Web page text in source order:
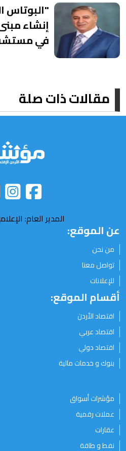
"البوتاس
إنشاء
في
مقالات ذات صلة
المدير العام:
عن الموقع:
من نحن
تواصل معنا
للإعلانات
أقسام الموقع:
اقتصاد الأردن
اقتصاد عربي
اقتصاد دولي
بنوك و خدمات مالية
مؤشرات أسواق
عملات رقمية
عقارات
نفط و طاقة